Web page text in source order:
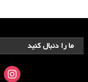
ما را دنبال کنید